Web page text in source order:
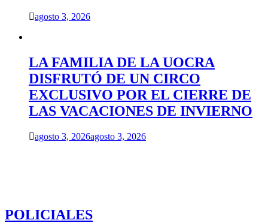
agosto 3, 2026
LA FAMILIA DE LA UOCRA
DISFRUTÓ DE UN CIRCO
EXCLUSIVO POR EL CIERRE DE
LAS VACACIONES DE INVIERNO
agosto 3, 2026agosto 3, 2026
POLICIALES